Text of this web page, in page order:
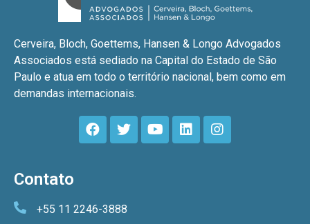
Cerveira, Bloch, Goettems, Hansen & Longo Advogados
Associados está sediado na Capital do Estado de São
Paulo e atua em todo o território nacional, bem como em
demandas internacionais.
Contato
+55 11 2246-3888